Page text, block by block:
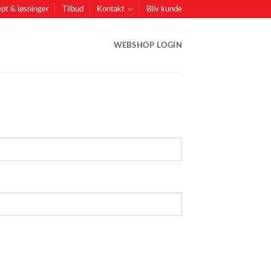
& løsninger Tilbud Kontakt Bliv kunde
WEBSHOP LOGIN